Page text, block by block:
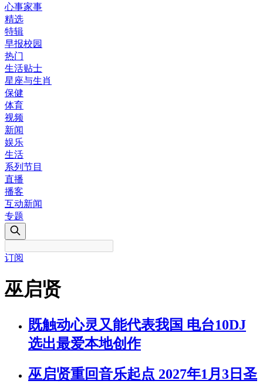
心事家事
精选
特辑
早报校园
热门
生活贴士
星座与生肖
保健
体育
视频
新闻
娱乐
生活
系列节目
直播
播客
互动新闻
专题
订阅
巫启贤
既触动心灵又能代表我国 电台10DJ
选出最爱本地创作
巫启贤重回音乐起点 2027年1月3日圣